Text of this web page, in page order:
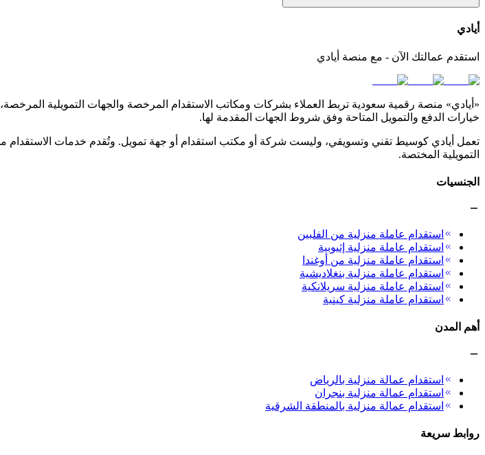
أيادي
استقدم عمالتك الآن - مع منصة أيادي
«أيادي» منصة رقمية سعودية تربط العملاء بشركات ومكاتب الاستقدام المرخصة والجهات التمويلية
خيارات الدفع والتمويل المتاحة وفق شروط الجهات المقدمة لها.
تعمل أيادي كوسيط تقني وتسويقي، وليست شركة أو مكتب استقدام أو جهة تمويل. وتُقدم خدمات الاستقدام
التمويلية المختصة.
الجنسيات
استقدام عاملة منزلية من الفلبين
استقدام عاملة منزلية إثيوبية
استقدام عاملة منزلية من أوغندا
استقدام عاملة منزلية بنغلاديشية
استقدام عاملة منزلية سريلانكية
استقدام عاملة منزلية كينية
أهم المدن
استقدام عمالة منزلية بالرياض
استقدام عمالة منزلية بنجران
استقدام عمالة منزلية بالمنطقة الشرقية
روابط سريعة